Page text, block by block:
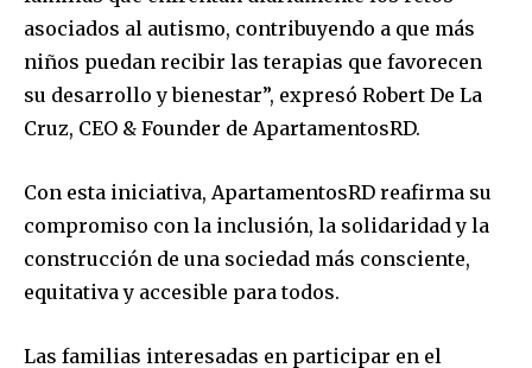
asociados al autismo, contribuyendo a que más
niños puedan recibir las terapias que favorecen
su desarrollo y bienestar”, expresó Robert De La
Cruz, CEO & Founder de ApartamentosRD.
Con esta iniciativa, ApartamentosRD reafirma su
compromiso con la inclusión, la solidaridad y la
construcción de una sociedad más consciente,
equitativa y accesible para todos.
Las familias interesadas en participar en el